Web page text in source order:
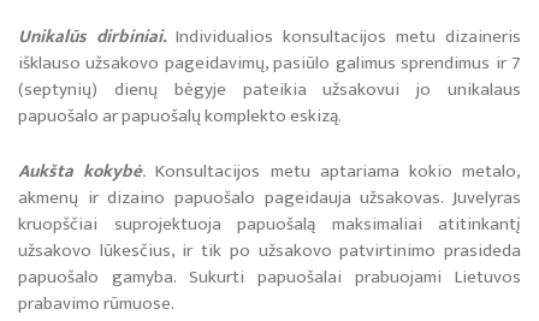
Parodų archyvas 1995-2020 m.
Unikalūs dirbiniai.Individualios konsultacijos metu dizaineris
išklauso užsakovo pageidavimų, pasiūlo galimus sprendimus ir 7
(septynių) dienų bėgyje pateikia užsakovui jo unikalaus
papuošalo ar papuošalų komplekto eskizą.
Aukšta kokybė. Konsultacijos metu aptariama kokio metalo,
akmenų ir dizaino papuošalo pageidauja užsakovas. Juvelyras
kruopščiai suprojektuoja papuošalą maksimaliai atitinkantį
užsakovo lūkesčius, ir tik po užsakovo patvirtinimo prasideda
papuošalo gamyba. Sukurti papuošalai prabuojami Lietuvos
prabavimo rūmuose.